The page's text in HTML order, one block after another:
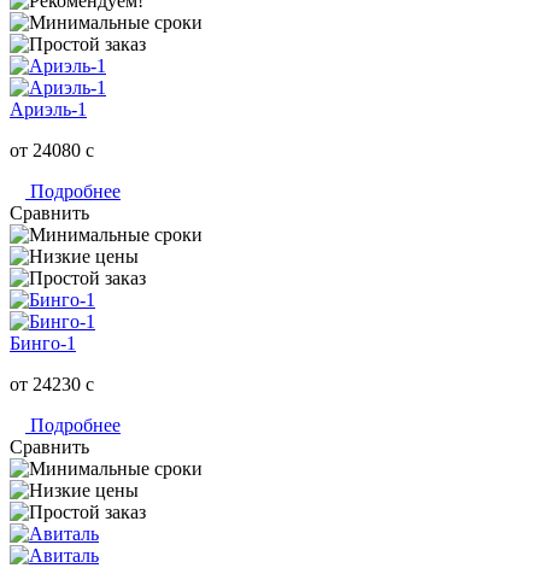
Ариэль-1
от 24080 c
Подробнее
Сравнить
Бинго-1
от 24230 c
Подробнее
Сравнить